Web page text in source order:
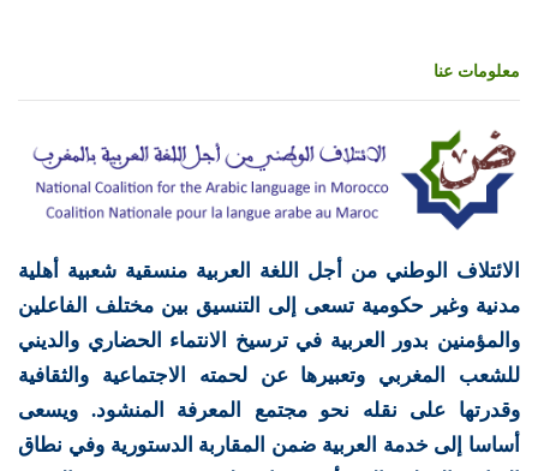
معلومات عنا
الائتلاف الوطني من أجل اللغة العربية منسقية شعبية أهلية
مدنية وغير حكومية تسعى إلى التنسيق بين مختلف الفاعلين
والمؤمنين بدور العربية في ترسيخ الانتماء الحضاري والديني
للشعب المغربي وتعبيرها عن لحمته الاجتماعية والثقافية
وقدرتها على نقله نحو مجتمع المعرفة المنشود. ويسعى
أساسا إلى خدمة العربية ضمن المقاربة الدستورية وفي نطاق